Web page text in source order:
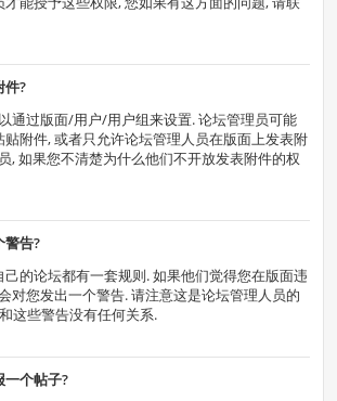
件?
通过版面/用户/用户组来设置. 论坛管理员可能
附件, 或者只允许论坛管理人员在版面上发表附
, 如果您不清楚为什么他们不开放发表附件的权
警告?
的论坛都有一套规则. 如果他们觉得您在版面违
对您发出一个警告. 请注意这是论坛管理人员的
这些警告没有任何关系.
一个帖子?